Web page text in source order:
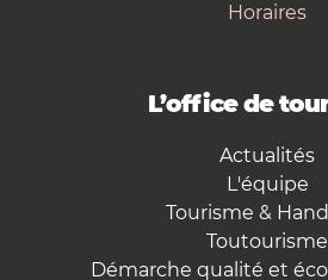
Horaires
L’office de
Actualités
L'équipe
Tourisme &
Toutourisme
Démarche qualité et